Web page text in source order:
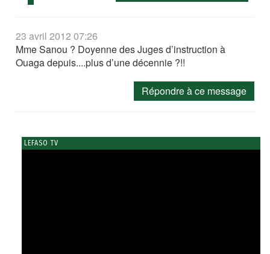
23 avril 2012 07:26
Mme Sanou ? Doyenne des Juges d’instruction à
Ouaga depuis....plus d’une décennie ?!!
Répondre à ce message
LEFASO TV